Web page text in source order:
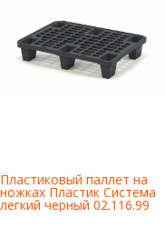
Пластиковый паллет на
ножках Пластик Система
легкий черный 02.116.99